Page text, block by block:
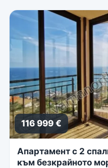
116 999 €
Апартамент с 2
към безкрайното